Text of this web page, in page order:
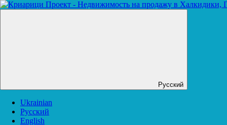
Русский
Ukrainian
Русский
English